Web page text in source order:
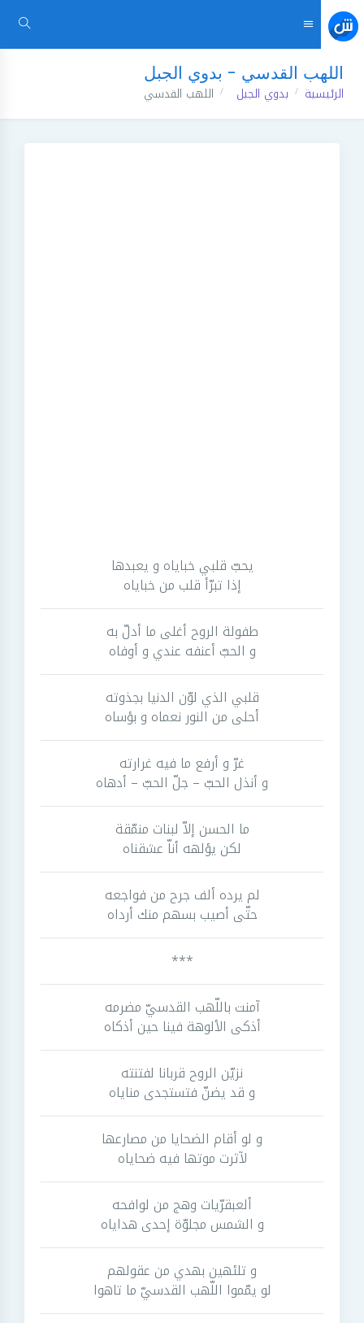
اللهب القدسي - بدوي الجبل
الرئيسية بدوي الجبل اللهب القدسي
يحبّ قلبي خباياه و يعبدها
إذا تبرّأ قلب من خباياه
طفولة الروح أغلى ما أدلّ به
و الحبّ أعنفه عندي و أوفاه
قلبي الذي لوّن الدنيا بجذوته
أحلى من النور نعماه و بؤساه
غرّ و أرفع ما فيه غرارته
و أنذل الحبّ – جلّ الحبّ – أدهاه
ما الحسن إلاّ لبنات منمّقة
لكن يؤلهه أناّ عشقناه
لم يرده ألف جرح من فواجعه
حتّى أصيب بسهم منك أرداه
***
آمنت باللّهب القدسيّ مضرمه
أذكى الألوهة فينا حين أذكاه
نزيّن الروح قربانا لفتنته
و قد يضنّ فتستجدى مناياه
و لو أقام الضحايا من مصارعها
لآثرت موتها فيه ضحاياه
ألعبقرّيات وهج من لوافحه
و الشمس مجلوّة إحدى هداياه
و تلئهين بهدي من عقولهم
لو يمّموا اللّهب القدسيّ ما تاهوا